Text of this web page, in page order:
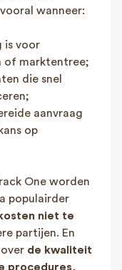
wanneer:
is voor
of marktentree;
die snel
aanvraag
op
One worden
populairder
niet te
partijen. En
de kwaliteit
procedures,